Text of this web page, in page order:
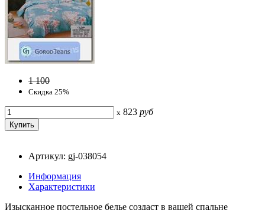
1 100
Скидка 25%
x 823 руб
Артикул: gj-038054
Информация
Характеристики
Изысканное постельное белье создаст в вашей спальне